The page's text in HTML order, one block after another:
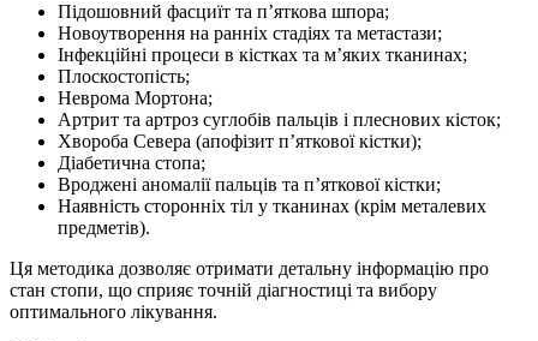
Підошовний фасциїт та п’яткова шпора;
Новоутворення на ранніх стадіях та метастази;
Інфекційні процеси в кістках та м’яких тканинах;
Плоскостопість;
Неврома Мортона;
Артрит та артроз суглобів пальців і плеснових кісток;
Хвороба Севера (апофізит п’яткової кістки);
Діабетична стопа;
Вроджені аномалії пальців та п’яткової кістки;
Наявність сторонніх тіл у тканинах (крім металевих
предметів).
Ця методика дозволяє отримати детальну інформацію про
стан стопи, що сприяє точній діагностиці та вибору
оптимального лікування.